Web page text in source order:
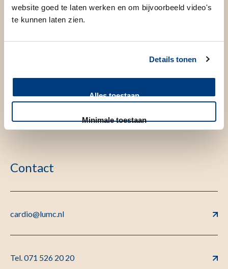
website goed te laten werken en om bijvoorbeeld video's
te kunnen laten zien.
Details tonen
Alles toestaan
Minimale toestaan
Wetenschappelijk onderzoek
procedures". Een deel van het onderzoek deed ik aan Johns
Contact
cardio@lumc.nl
Tel. 071 526 20 20